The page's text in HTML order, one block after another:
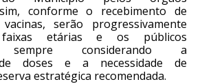
conforme o recebimento de
serão progressivamente
etárias e os públicos
sempre considerando a
de doses e a necessidade de
estratégica recomendada.